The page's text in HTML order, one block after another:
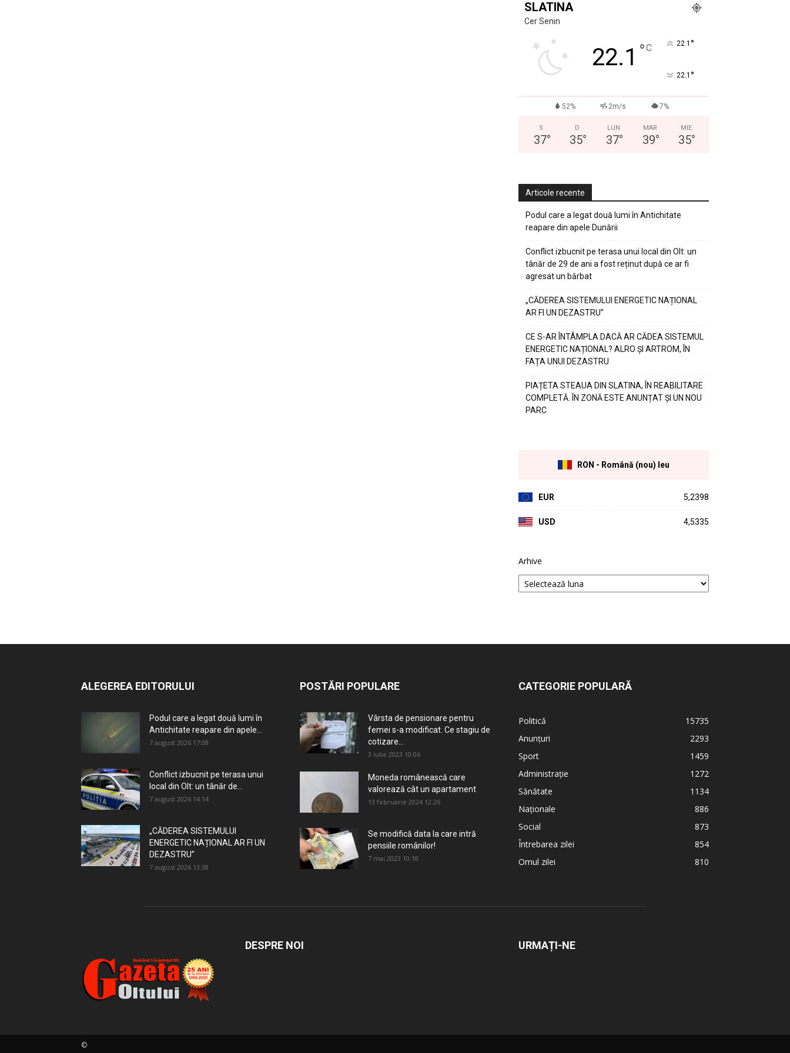
SLATINA
Cer Senin
22.1 °C 22.1 °
22.1 °
52% 2m/s 7%
S
37°
D
35°
LUN
37°
MAR
39°
MIE
35°
Articole recente
Podul care a legat două lumi în Antichitate
reapare din apele Dunării
Conflict izbucnit pe terasa unui local din Olt: un
tânăr de 29 de ani a fost reținut după ce ar fi
agresat un bărbat
„CĂDEREA SISTEMULUI ENERGETIC NAȚIONAL
AR FI UN DEZASTRU”
CE S-AR ÎNTÂMPLA DACĂ AR CĂDEA SISTEMUL
ENERGETIC NAȚIONAL? ALRO ȘI ARTROM, ÎN
FAȚA UNUI DEZASTRU
PIAȚETA STEAUA DIN SLATINA, ÎN REABILITARE
COMPLETĂ. ÎN ZONĂ ESTE ANUNȚAT ȘI UN NOU
PARC
RON - Română (nou) leu
EUR 5,2398
USD 4,5335
Arhive
ALEGEREA EDITORULUI
Podul care a legat două lumi în
Antichitate reapare din apele...
7 august 2026 17:08
Conflict izbucnit pe terasa unui
local din Olt: un tânăr de...
7 august 2026 14:14
„CĂDEREA SISTEMULUI
ENERGETIC NAȚIONAL AR FI UN
DEZASTRU”
7 august 2026 13:38
POSTĂRI POPULARE
Vârsta de pensionare pentru
femei s-a modificat. Ce stagiu de
cotizare...
3 iulie 2023 10:06
Moneda românească care
valorează cât un apartament
13 februarie 2024 12:26
Se modifică data la care intră
pensiile românilor!
7 mai 2023 10:18
CATEGORIE POPULARĂ
Politică
15735
Anunțuri
2293
Sport
1459
Administrație
1272
Sănătate
1134
Naționale
886
Social
873
Întrebarea zilei
854
Omul zilei
810
DESPRE NOI URMAȚI-NE
©